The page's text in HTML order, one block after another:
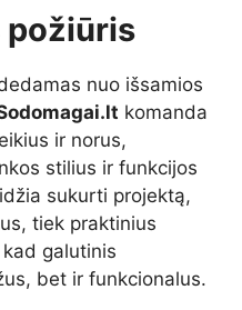
požiūris
nuo išsamios
komanda
ir norus,
stilius ir funkcijos
sukurti projektą,
tiek praktinius
galutinis
bet ir funkcionalus.